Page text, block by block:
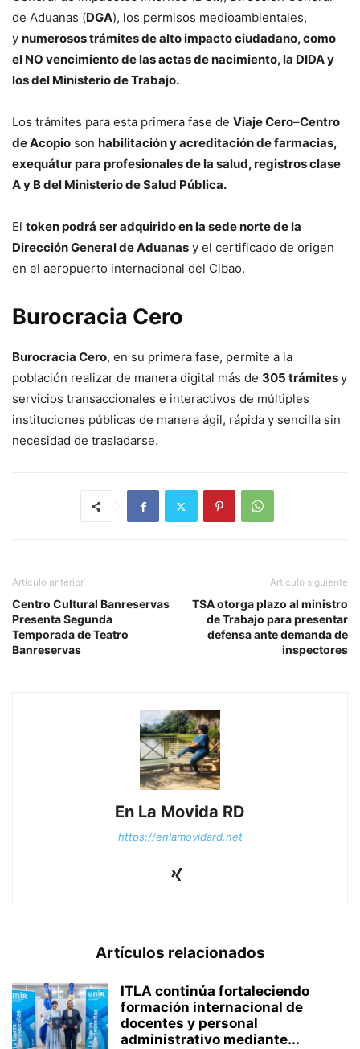
de Aduanas (DGA), los permisos medioambientales,
y numerosos trámites de alto impacto ciudadano, como
el NO vencimiento de las actas de nacimiento, la DIDA y
los del Ministerio de Trabajo.
Los trámites para esta primera fase de Viaje Cero–Centro
de Acopio son habilitación y acreditación de farmacias,
exequátur para profesionales de la salud, registros clase
A y B del Ministerio de Salud Pública.
El token podrá ser adquirido en la sede norte de la
Dirección General de Aduanas y el certificado de origen
en el aeropuerto internacional del Cibao.
Burocracia Cero
Burocracia Cero, en su primera fase, permite a la
población realizar de manera digital más de 305 trámitesy
servicios transaccionales e interactivos de múltiples
instituciones públicas de manera ágil, rápida y sencilla sin
necesidad de trasladarse.
Artículo anterior
Centro Cultural Banreservas
Presenta Segunda
Temporada de Teatro
Banreservas
Artículo siguiente
TSA otorga plazo al ministro
de Trabajo para presentar
defensa ante demanda de
inspectores
En La Movida RD
https://enlamovidard.net
Artículos relacionados
ITLA continúa fortaleciendo
formación internacional de
docentes y personal
administrativo mediante...